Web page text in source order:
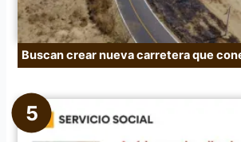
Buscan crear nueva carretera que